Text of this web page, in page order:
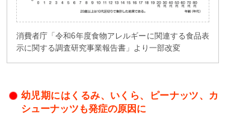
消費者庁「令和6年度食物アレルギーに関連する食品表
示に関する調査研究事業報告書」より一部改変
幼児期にはくるみ、いくら、ピーナッツ、カ
シューナッツも発症の原因に